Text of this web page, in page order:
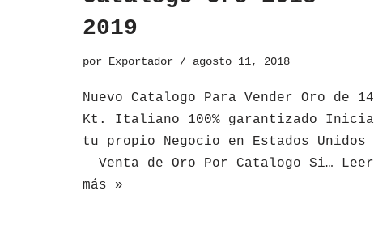
2019
por Exportador agosto 11, 2018
Nuevo Catalogo Para Vender Oro de 14
Kt. Italiano 100% garantizado Inicia
tu propio Negocio en Estados Unidos
Venta de Oro Por Catalogo Si… Leer
más »